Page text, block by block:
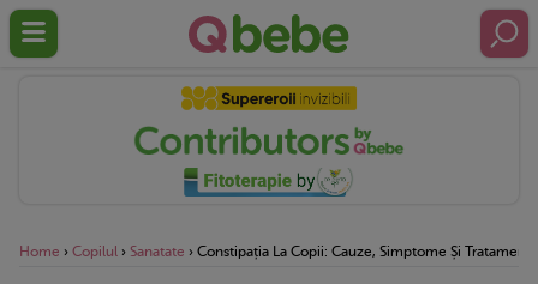
Home › Copilul › Sanatate › Constipația La Copii: Cauze, Simptome Și Tratament